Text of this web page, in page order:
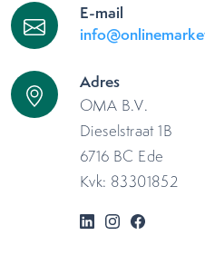
E-mail
Adres
OMA B.V.
Dieselstraat 1B
6716 BC Ede
Kvk: 83301852